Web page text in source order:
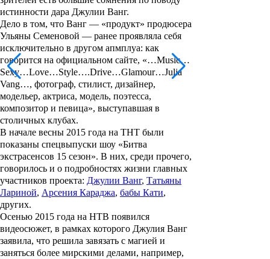
истинности дара Джулии Ванг.
Дело в том, что Ванг — «продукт» продюсера
Ульяны Семеновой — ранее проявляла себя
исключительно в другом апмплуа: как
говорится на официальном сайте, «…Music…
Sexy…Love…Style….Drive…Glamour…Julia
Vang…, фотограф, стилист, дизайнер,
модельер, актриса, модель, поэтесса,
композитор и певица», выступавшая в
столичных клубах.
В начале весны 2015 года на ТНТ были
показаны спецвыпуски шоу «Битва
экстрасенсов 15 сезон». В них, среди прочего,
говорилось и о подробностях жизни главных
участников проекта: Джулии Ванг, Татьяны
Лариной, Арсения Караджа, бабы Кати,
других.
Осенью 2015 года на НТВ появился
видеосюжет, в рамках которого Джулия Ванг
заявила, что решила завязать с магией и
заняться более мирскими делами, например,